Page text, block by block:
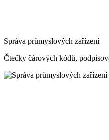
Správa průmyslových zařízení
Čtečky čárových kódů,